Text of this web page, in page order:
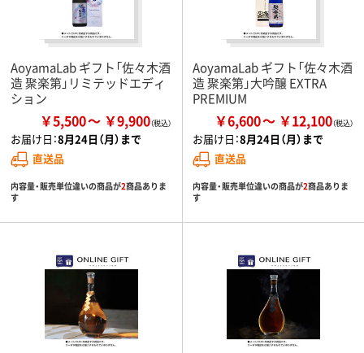
AoyamaLab ギフト「佐々木酒
造 聚楽第」リミテッドエディ
ション
￥5,500 ￥9,900
お届け日：8月24日（月）まで
直送品
内容量・販売単位違いの商品が2商品ありま
す
AoyamaLab ギフト「佐々木酒
造 聚楽第」大吟醸 EXTRA
PREMIUM
￥6,600 ￥12,100
お届け日：8月24日（月）まで
直送品
内容量・販売単位違いの商品が2商品ありま
す